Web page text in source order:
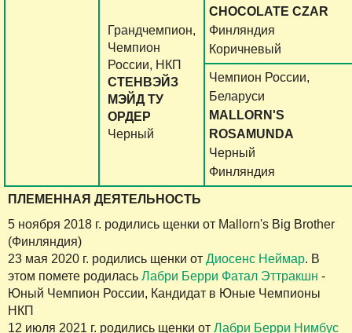
Грандчемпион,
Чемпион
России, НКП
СТЕНВЭЙЗ
МЭЙД ТУ
ОРДЕР
Черный
CHOCOLATE CZAR
Финляндия
Коричневый
Чемпион России,
Беларуси
MALLORN'S
ROSAMUNDA
Черный
Финляндия
ПЛЕМЕННАЯ ДЕЯТЕЛЬНОСТЬ
5 ноября 2018 г. родились щенки от Mallorn's Big Brother
(Финляндия)
23 мая 2020 г. родились щенки от Диосенс Неймар. В
этом помете родилась Лабри Берри Фатал Эттракшн -
Юный Чемпион России, Кандидат в Юные Чемпионы
НКП
12 июля 2021 г. родились щенки от Лабри Берри Нимбус